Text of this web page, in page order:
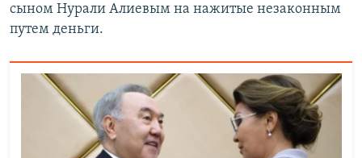
сыном Нурали Алиевым на нажитые незаконным
путем деньги.